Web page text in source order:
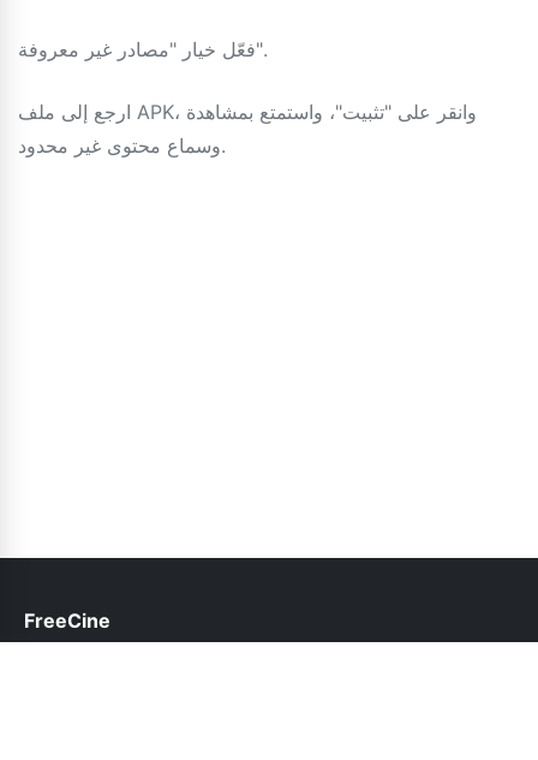
فعّل خيار "مصادر غير معروفة".
ارجع إلى ملف APK، وانقر على "تثبيت"، واستمتع بمشاهدة
وسماع محتوى غير محدود.
FreeCine